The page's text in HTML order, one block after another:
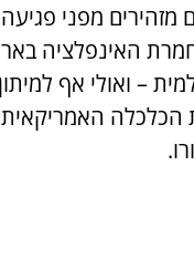
מזהירים מפני
האינפלציה
– ואולי אף
הכלכלה